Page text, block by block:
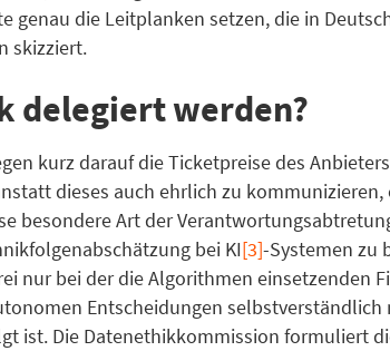
die Leitplanken setzen, die in
skizziert.
delegiert werden?
kurz darauf die Ticketpreise des
dieses auch ehrlich zu
besondere Art der
bei KI[3]-Systemen zu
nur bei der die Algorithmen einsetzenden
Entscheidungen
ist. Die Datenethikkommission formuliert